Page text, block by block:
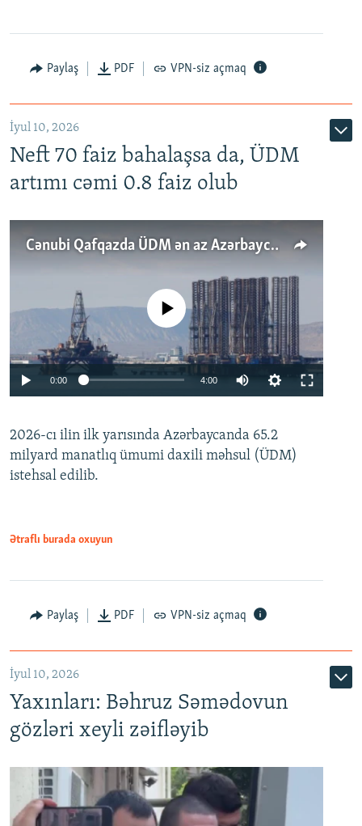
Paylaş PDF VPN-siz açmaq
İyul 10, 2026
Neft 70 faiz bahalaşsa da, ÜDM
artımı cəmi 0.8 faiz olub
Cənubi Qafqazda ÜDM ən az Azərbaycanda artır: Qonşuları niyə Bakını qabaqlaya bilir?
Auto 240p 360p 480p
No media source currently available
0:00 4:00
360p
480p
2026-cı ilin ilk yarısında Azərbaycanda 65.2
milyard manatlıq ümumi daxili məhsul (ÜDM)
istehsal edilib.
Ətraflı burada oxuyun
Paylaş PDF VPN-siz açmaq
İyul 10, 2026
Yaxınları: Bəhruz Səmədovun
gözləri xeyli zəifləyib